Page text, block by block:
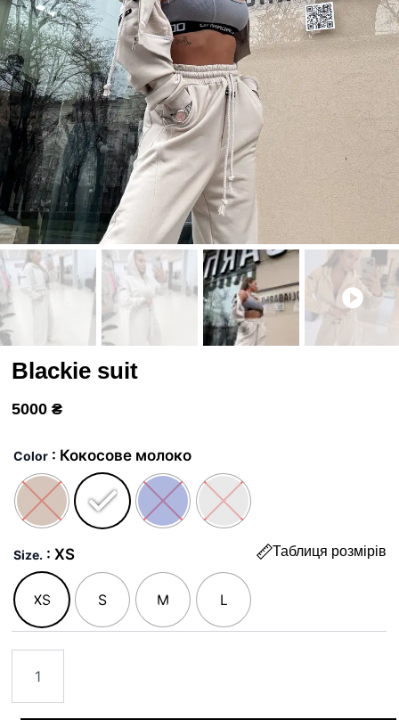
Blackie suit
5000₴
Color : Кокосове молоко
Size. Таблиця розмірів
: XS
XS S M L
Блексі